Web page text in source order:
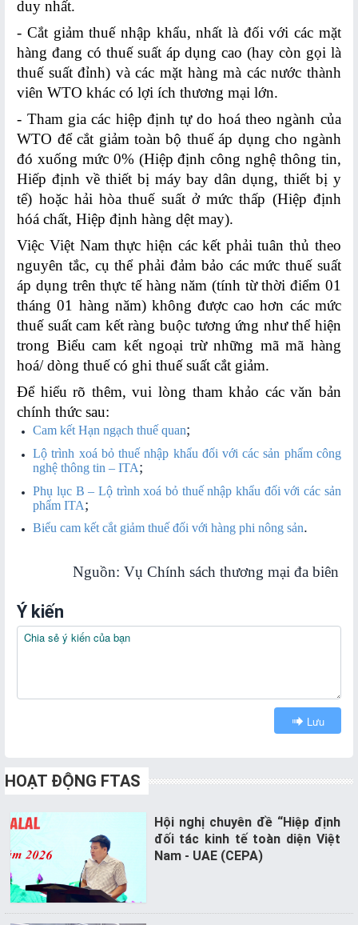
Hoạt
động
thuộc
FTAs
VĂN
BẢN
PHÁP
LÝ
Lĩnh
TMĐT
Lĩnh
vực
FTAs
Lĩnh
vực
Logistics
BẢN
MUA
SẮM
duy nhất.
- Cắt giảm thuế nhập khẩu, nhất là đối với các mặt
hàng đang có thuế suất áp dụng cao (hay còn gọi là
thuế suất đỉnh) và các mặt hàng mà các nước thành
viên WTO khác có lợi ích thương mại lớn.
- Tham gia các hiệp định tự do hoá theo ngành của
WTO để cắt giảm toàn bộ thuế áp dụng cho ngành
đó xuống mức 0% (Hiệp định công nghệ thông tin,
Hiếp định về thiết bị máy bay dân dụng, thiết bị y
tế) hoặc hải hòa thuế suất ở mức thấp (Hiệp định
hóá chất, Hiệp định hàng dệt may).
Việc Việt Nam thực hiện các kết phải tuân thủ theo
nguyên tắc, cụ thể phải đảm bảo các mức thuế suất
áp dụng trên thực tế hàng năm (tính từ thời điểm 01
tháng 01 hàng năm) không được cao hơn các mức
thuế suất cam kết ràng buộc tương ứng như thể hiện
trong Biểu cam kết ngoại trừ những mã mã hàng
hoá/ dòng thuế có ghi thuế suất cắt giảm.
Để hiểu rõ thêm, vui lòng tham khảo các văn bản
chính thức sau:
Cam kết Hạn ngạch thuế quan;
Lộ trình xoá bỏ thuế nhập khẩu đối với các sản phẩm công
nghệ thông tin –ITA;
Phụ lục B – Lộ trình xoá bỏ thuế nhập khẩu đối với các sản
phẩmITA;
Biểu cam kết cắt giảm thuế đối với hàng phi nông sản.
Nguồn: Vụ Chính sách thương mại đa biên
Ý kiến
Lưu
HOẠT ĐỘNG FTAS
Hội nghị chuyên đề “Hiệp định
đối tác kinh tế toàn diện Việt
Nam - UAE (CEPA)